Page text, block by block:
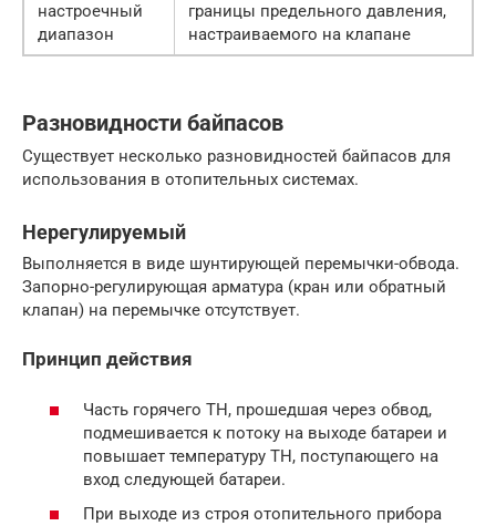
настроечный
диапазон
границы предельного давления,
настраиваемого на клапане
Разновидности байпасов
Существует несколько разновидностей байпасов для
использования в отопительных системах.
Нерегулируемый
Выполняется в виде шунтирующей перемычки-обвода.
Запорно-регулирующая арматура (кран или обратный
клапан) на перемычке отсутствует.
Принцип действия
Часть горячего ТН, прошедшая через обвод,
подмешивается к потоку на выходе батареи и
повышает температуру ТН, поступающего на
вход следующей батареи.
При выходе из строя отопительного прибора